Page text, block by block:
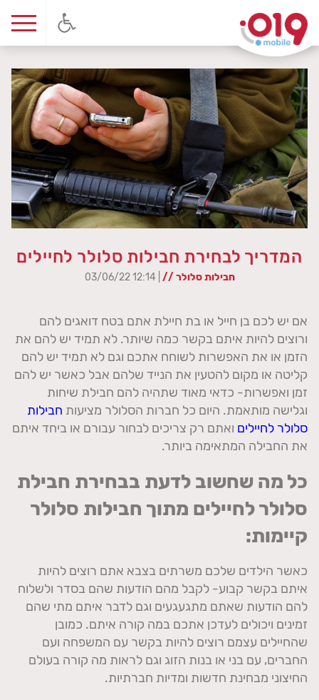
המדריך לבחירת חבילות סלולר לחיילים
חבילות סלולר //
אם יש לכם בן חייל או בת חיילת אתם בטח דואגים להם
ורוצים להיות איתם בקשר כמה שיותר. לא תמיד יש להם את
הזמן או את האפשרות לשוחח אתכם וגם לא תמיד יש להם
קליטה או מקום להטעין את הנייד שלהם אבל כאשר יש להם
זמן ואפשרות- כדאי מאוד שתהיה להם חבילת שיחות
וגלישה מותאמת. היום כל חברות הסלולר מציעות חבילות
סלולר לחיילים ואתם רק צריכים לבחור עבורם או ביחד איתם
את החבילה המתאימה ביותר.
כל מה שחשוב לדעת בבחירת חבילת
סלולר לחיילים מתוך חבילות סלולר
קיימות:
כאשר הילדים שלכם משרתים בצבא אתם רוצים להיות
איתם בקשר קבוע- לקבל מהם הודעות שהם בסדר ולשלוח
להם הודעות שאתם מתגעגעים וגם לדבר איתם מתי שהם
זמינים ויכולים לעדכן אתכם במה קורה איתם. כמובן
שהחיילים עצמם רוצים להיות בקשר עם המשפחה ועם
החברים, עם בני או בנות הזוג וגם לראות מה קורה בעולם
החיצוני מבחינת חדשות ומדיות חברתיות.